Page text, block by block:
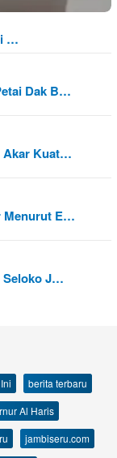
…
Dak B…
Akar Kuat…
Menurut E…
Seloko J…
berita terbaru
Al Haris
jambiseru.com